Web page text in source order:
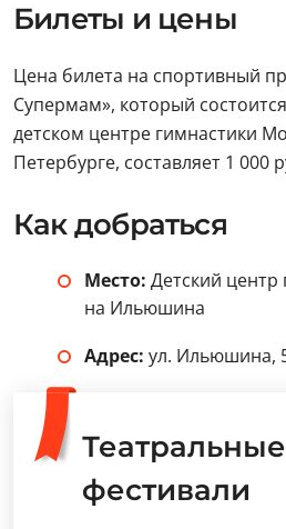
Билеты и цены
Цена билета на спортивный
Супермам», который
детском центре гимнастики
Петербурге, составляет 1 000
Как добраться
Место: Детский центр
на Ильюшина
Адрес: ул. Ильюшина,
Театральные
фестивали